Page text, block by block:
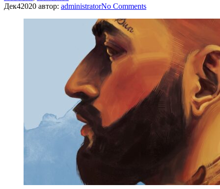
Дек42020 автор: administratorNo Comments